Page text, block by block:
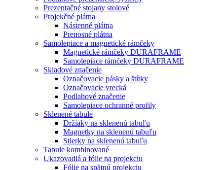
Prezentačné stojany stolové
Projekčné plátna
Nástenné plátna
Prenosné plátna
Samolepiace a magnetické rámčeky
Magnetické rámčeky DURAFRAME
Samolepiace rámčeky DURAFRAME
Skladové značenie
Označovacie pásky a štítky
Označovacie vrecká
Podlahové značenie
Samolepiace ochranné profily
Sklenené tabule
Držiaky na sklenenú tabuľu
Magnetky na sklenenú tabuľu
Stierky na sklenenú tabuľu
Tabule kombinované
Ukazovadlá a fólie na projekciu
Fólie na spätnú projekciu